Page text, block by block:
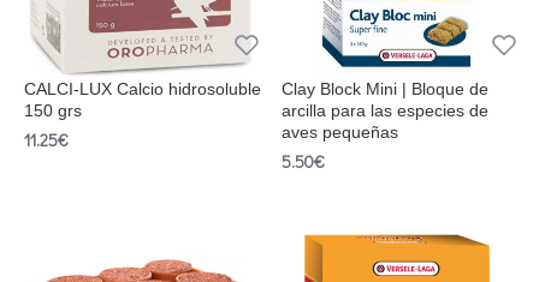
CALCI-LUX Calcio hidrosoluble
150 grs
11.25€
Clay Block Mini | Bloque de
arcilla para las especies de
aves pequeñas
5.50€